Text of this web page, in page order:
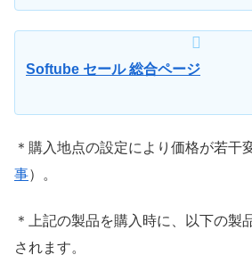
Softube セール総合ページ
＊購入地点の設定により価格が若干
事）。
＊上記の製品を購入時に、以下の製
されます。